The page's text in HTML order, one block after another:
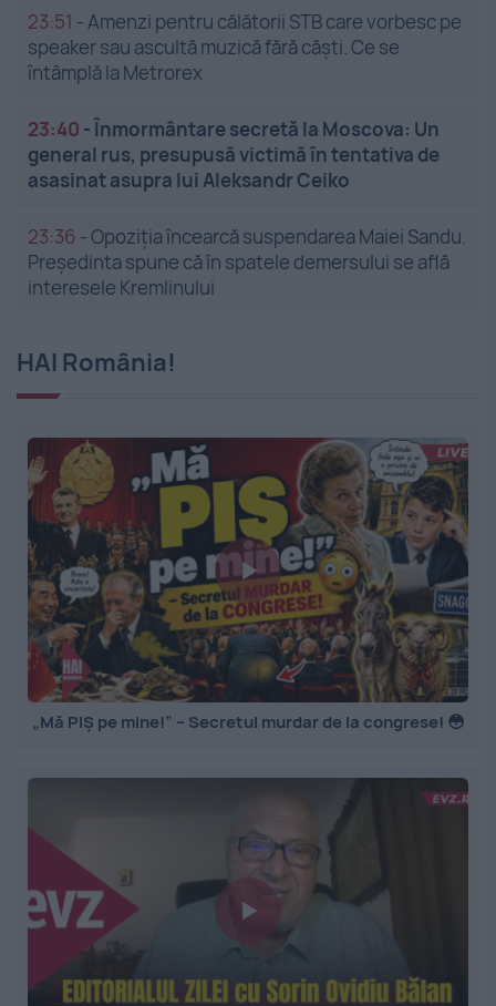
23:51 -Amenzi pentru călătorii STB care vorbesc pe
speaker sau ascultă muzică fără căști. Ce se
întâmplă la Metrorex
23:40 -Înmormântare secretă la Moscova: Un
general rus, presupusă victimă în tentativa de
asasinat asupra lui Aleksandr Ceiko
23:36 -Opoziția încearcă suspendarea Maiei Sandu.
Președinta spune că în spatele demersului se află
interesele Kremlinului
HAI România!
„Mă PIȘ pe mine!” – Secretul murdar de la congrese! 😳